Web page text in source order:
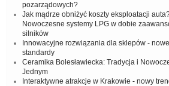
pozarządowych?
Jak mądrze obniżyć koszty eksploatacji
Nowoczesne systemy LPG w dobie
silników
Innowacyjne rozwiązania dla sklepów - nowe
standardy
Ceramika Bolesławiecka: Tradycja i
Jednym
Interaktywne atrakcje w Krakowie - nowy